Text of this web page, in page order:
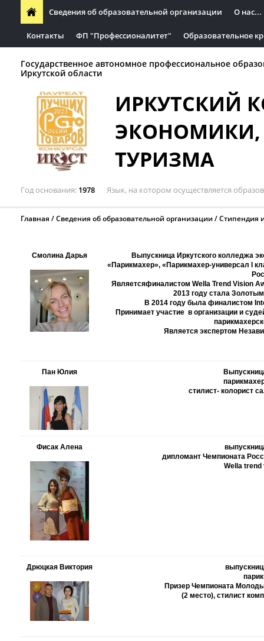
Сведения об образовательной организации О нас...
Контакты ФП "Профессионалитет" Образовательное
Государственное автономное профессиональное
Иркутской области
ИРКУТСКИЙ
ЭКОНОМИКИ,
ТУРИЗМА
Год основания 1978 Язык, на котором осуществляется
Главная Сведения об образовательной организации Стипендия
Смолина Дарья
Выпускница Иркутского колледжа
«Парикмахер», «Парикмахер-универсал I
Являетсяфиналистом Wella Trend Vision
2013 году стала
В 2014 году была финалистом
Принимает участие в организации и
Является экспертом
Пан Юлия
стилист- колорист
Фисак Алена
дипломант Чемпионата
Wella trend
Дрюцкая Виктория
Призер Чемпионата
(2 место), стилист